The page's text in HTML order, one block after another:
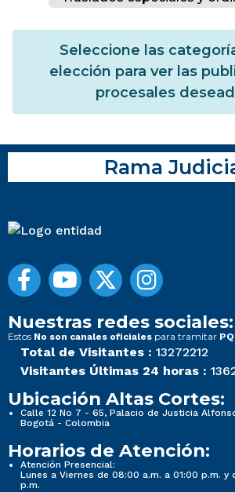
Seleccione las
elección para ver las
procesales
Rama
Nuestras redes sociales:
Estos No son canales oficiales para tramitar
Total de Visitantes : 13272212
Visitantes Últimas 24 horas :
Ubicación Altas Cortes:
Calle 12 No 7 - 65, Palacio de Justicia
Bogotá - Colombia
Horarios de Atención:
Atención Presencial:
Lunes a Viernes de 08:00 a.m. a 01:00 p.m. y
p.m.